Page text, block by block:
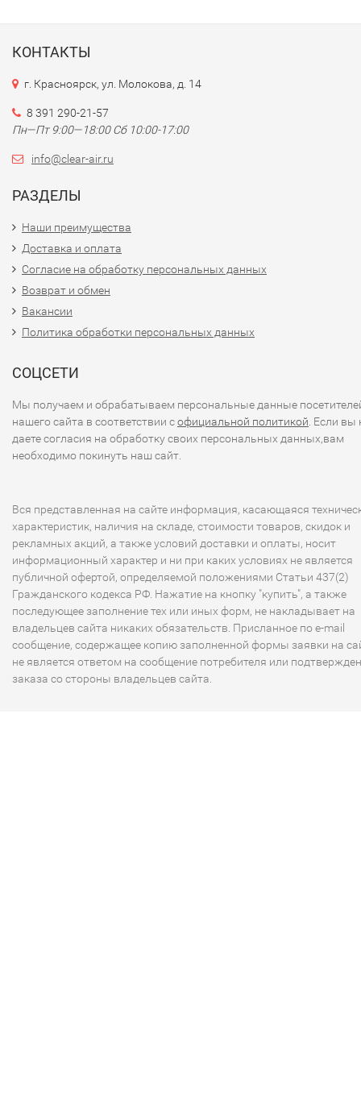
КОНТАКТЫ
г. Красноярск, ул. Молокова, д. 14
8 391 290-21-57
Пн—Пт 9:00—18:00 Сб 10:00-17:00
info@clear-air.ru
РАЗДЕЛЫ
Наши преимущества
Доставка и оплата
Согласие на обработку персональных данных
Возврат и обмен
Вакансии
Политика обработки персональных данных
СОЦСЕТИ
Мы получаем и обрабатываем персональные данные
нашего сайта в соответствии софициальной политикой . Если вы
даете согласия на обработку своих персональных данных,вам
необходимо покинуть наш сайт.
Вся представленная на сайте информация, касающаяся
характеристик, наличия на складе, стоимости товаров, скидок и
рекламных акций, а также условий доставки и оплаты, носит
информационный характер и ни при каких условиях не является
публичной офертой, определяемой положениями Статьи 437(2)
Гражданского кодекса РФ. Нажатие на кнопку "купить", а также
последующее заполнение тех или иных форм, не накладывает на
владельцев сайта никаких обязательств. Присланное по e-mail
сообщение, содержащее копию заполненной формы заявки на
не является ответом на сообщение потребителя или
заказа со стороны владельцев сайта.